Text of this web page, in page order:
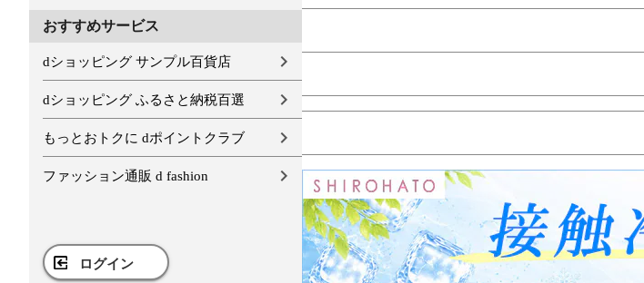
おすすめサービス
dショッピング サンプル百貨店
dショッピング ふるさと納税百選
もっとおトクに dポイントクラブ
ファッション通販 d fashion
ログイン